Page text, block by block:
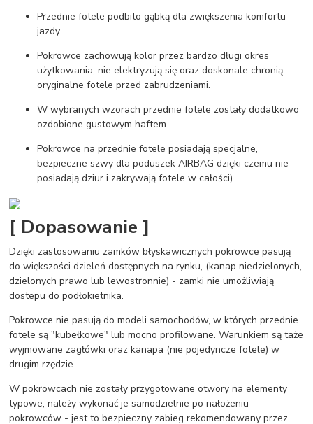
Przednie fotele podbito gąbką dla zwiększenia komfortu
jazdy
Pokrowce zachowują kolor przez bardzo długi okres
użytkowania, nie elektryzują się oraz doskonale chronią
oryginalne fotele przed zabrudzeniami.
W wybranych wzorach przednie fotele zostały dodatkowo
ozdobione gustowym haftem
Pokrowce na przednie fotele posiadają specjalne,
bezpieczne szwy dla poduszek AIRBAG dzięki czemu nie
posiadają dziur i zakrywają fotele w całości).
[ Dopasowanie ]
Dzięki zastosowaniu zamków błyskawicznych pokrowce pasują
do większości dzieleń dostępnych na rynku, (kanap niedzielonych,
dzielonych prawo lub lewostronnie) - zamki nie umożliwiają
dostepu do podłokietnika.
Pokrowce nie pasują do modeli samochodów, w których przednie
fotele są "kubełkowe" lub mocno profilowane. Warunkiem są taże
wyjmowane zagłówki oraz kanapa (nie pojedyncze fotele) w
drugim rzędzie.
W pokrowcach nie zostały przygotowane otwory na elementy
typowe, należy wykonać je samodzielnie po nałożeniu
pokrowców - jest to bezpieczny zabieg rekomendowany przez